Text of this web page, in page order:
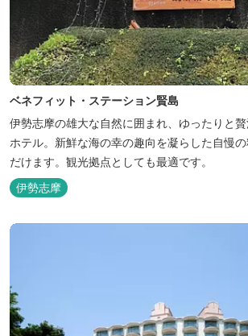
ベネフィット・ステーション賢島
伊勢志摩の雄大な自然に囲まれ、ゆったりと
ホテル。新鮮な海の幸の趣向を凝らした自慢
だけます。観光拠点としても最適です。
伊勢志摩